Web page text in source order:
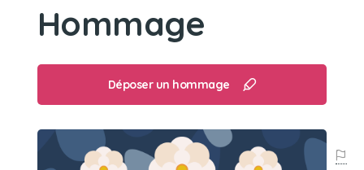
Hommage
Déposer un hommage